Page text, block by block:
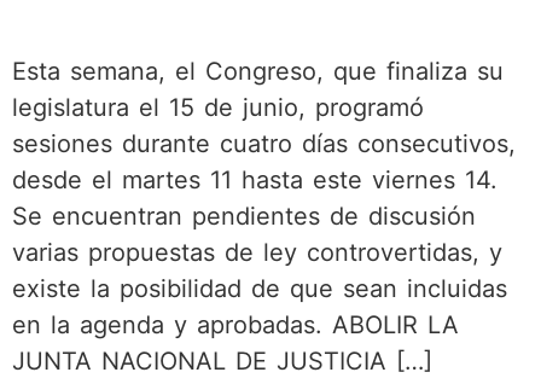
Esta semana, el Congreso, que finaliza su
legislatura el 15 de junio, programó
sesiones durante cuatro días consecutivos,
desde el martes 11 hasta este viernes 14.
Se encuentran pendientes de discusión
varias propuestas de ley controvertidas, y
existe la posibilidad de que sean incluidas
en la agenda y aprobadas. ABOLIR LA
JUNTA NACIONAL DE JUSTICIA […]